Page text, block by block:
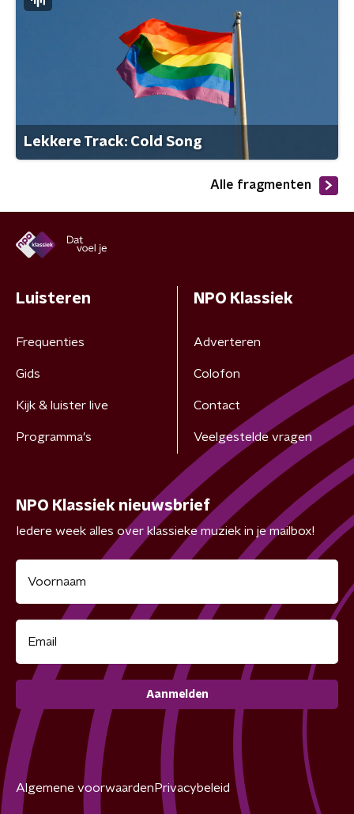
Lekkere Track: Cold Song
Alle fragmenten
Luisteren
Frequenties
Gids
Kijk & luister live
Programma's
NPO Klassiek
Adverteren
Colofon
Contact
Veelgestelde vragen
NPO Klassiek nieuwsbrief
Iedere week alles over klassieke muziek in je mailbox!
Aanmelden
Algemene voorwaarden Privacybeleid